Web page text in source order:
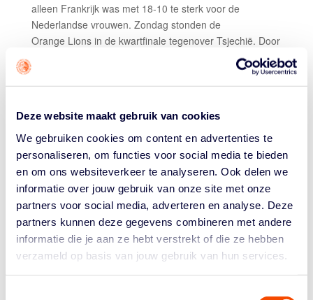
Deze website maakt gebruik van cookies
We gebruiken cookies om content en advertenties te
personaliseren, om functies voor social media te bieden
en om ons websiteverkeer te analyseren. Ook delen we
informatie over jouw gebruik van onze site met onze
partners voor social media, adverteren en analyse. Deze
partners kunnen deze gegevens combineren met andere
informatie die je aan ze hebt verstrekt of die ze hebben
verzameld op basis van jouw gebruik van hun services.
alleen Frankrijk was met 18-10 te sterk voor de
Nederlandse vrouwen. Zondag stonden de
Orange Lions in de kwartfinale tegenover Tsjechië. Door
die met 16-8 te winnen en daarna Italië met 16-14 te
kloppen in de halve finale, stond het Nederlandse viertal
in de finale weer tegeover Frankrijk. Het werd een
langste eind trokken.
Nations League Finals
Nederland was dit weekeinde met twee 3×3 teams
vertegenwoordigd bij deU23 Nationals League
Finalsdie tijdens de World Urban Games in het
Hongaarse Budapest werden afgewerkt. De Vrouwen
U23, gevormd door Charlotte van Kleef, Yfke Hoek,
Myrthe den Heeten en Marieke van Schie, wonnen van
hun drie groepsduels op vrijdag en zaterdag er maar
eentje, maar bereikten via een 22-18 zege in de